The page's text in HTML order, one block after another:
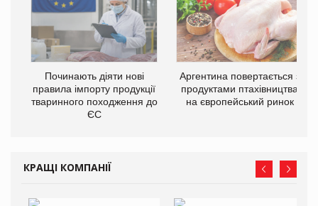
Починають діяти нові
правила імпорту продукції
тваринного походження до
ЄС
Аргентина повертається з
продуктами птахівництва
на європейський ринок
КРАЩІ КОМПАНІЇ